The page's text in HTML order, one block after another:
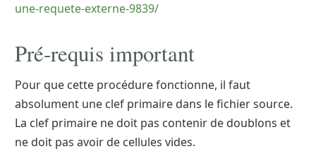
une-requete-externe-9839/
Pré-requis important
Pour que cette procédure fonctionne, il faut
absolument une clef primaire dans le fichier source.
La clef primaire ne doit pas contenir de doublons et
ne doit pas avoir de cellules vides.